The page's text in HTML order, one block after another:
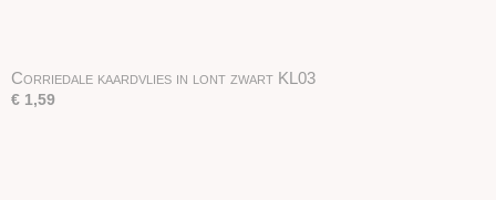
Corriedale kaardvlies in lont zwart KL03
€ 1,59